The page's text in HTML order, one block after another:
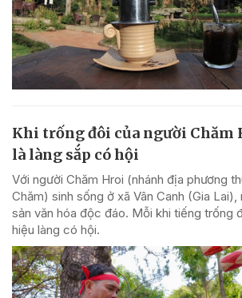
Khi trống đôi của người Chăm
là làng sắp có hội
Với người Chăm Hroi (nhánh địa phương
Chăm) sinh sống ở xã Vân Canh (Gia
sản văn hóa độc đáo. Mỗi khi tiếng trống
hiệu làng có hội.